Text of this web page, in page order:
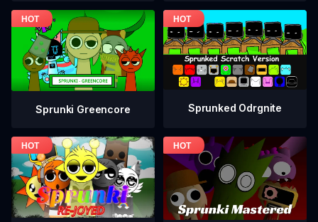
Sprunki Greencore Sprunked Odrgnite